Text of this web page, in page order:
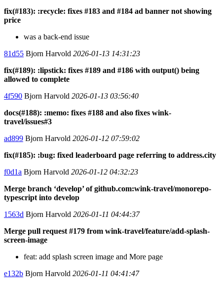
fix(#183): :recycle: fixes #183 and #184 ad banner not showing
price
was a back-end issue
81d55 Bjorn Harvold 2026-01-13 14:31:23
fix(#189): :lipstick: fixes #189 and #186 with output() being
allowed to complete
4f590 Bjorn Harvold 2026-01-13 03:56:40
docs(#188): :memo: fixes #188 and also fixes wink-
travel/issues#3
ad899 Bjorn Harvold 2026-01-12 07:59:02
fix(#185): :bug: fixed leaderboard page referring to address.city
f0d1a Bjorn Harvold 2026-01-12 04:32:23
Merge branch ‘develop’ of github.com:wink-travel/monorepo-
typescript into develop
1563d Bjorn Harvold 2026-01-11 04:44:37
Merge pull request #179 from wink-travel/feature/add-splash-
screen-image
feat: add splash screen image and More page
e132b Bjorn Harvold 2026-01-11 04:41:47